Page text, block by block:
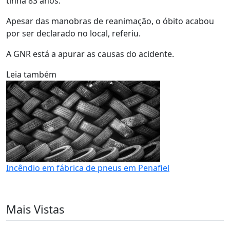
Apesar das manobras de reanimação, o óbito acabou
por ser declarado no local, referiu.
A GNR está a apurar as causas do acidente.
Leia também
Incêndio em fábrica de pneus em Penafiel
Mais Vistas